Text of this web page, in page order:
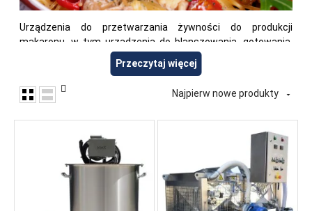
Urządzenia do przetwarzania żywności do produkcji
makaronu, w tym urządzenia do blanszowania, gotowania,
chłodzenia, mieszania i przygotowywania makaronu i innych
składników. Urządzenia te nadają się do produkcji świeżego i
gotowanego makaronu, gotowania makaronów z nadzieniem
oraz innych produktów gotowych do spożycia lub
dla producentów makaronu, producentów żywności, firm z
branży HoReCa i profesjonalnych kuchni.
Przeczytaj
mniej
Przeczytaj więcej
Najpierw nowe produkty 